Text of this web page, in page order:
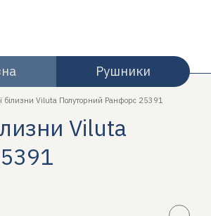
Рушники
білизни Viluta Полуторний Ранфорс 25391
Viluta